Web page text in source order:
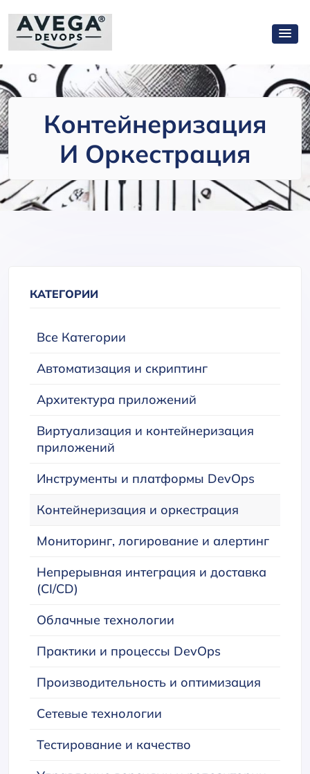
Контейнеризация
И Оркестрация
КАТЕГОРИИ
Все Категории
Автоматизация и скриптинг
Архитектура приложений
Виртуализация и контейнеризация
приложений
Инструменты и платформы DevOps
Контейнеризация и оркестрация
Мониторинг, логирование и алертинг
Непрерывная интеграция и доставка
(CI/CD)
Облачные технологии
Практики и процессы DevOps
Производительность и оптимизация
Сетевые технологии
Тестирование и качество